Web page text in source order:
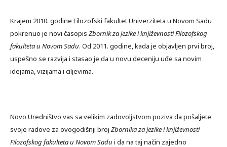
Krajem 2010. godine Filozofski fakultet Univerziteta u Novom Sadu
pokrenuo je novi časopis Zbornik za jezike i književnosti Filozofskog
fakulteta u Novom Sadu. Od 2011. godine, kada je objavljen prvi broj,
uspešno se razvija i stasao je da u novu deceniju uđe sa novim
idejama, vizijama i ciljevima.
Novo Uredništvo vas sa velikim zadovoljstvom poziva da pošaljete
svoje radove za ovogodišnji broj Zbornika za jezike i književnosti
Filozofskog fakulteta u Novom Sadu i da na taj način zajedno